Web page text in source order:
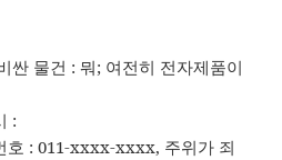
싼 물건 : 뭐; 여전히 전자제품이
:
호 : 011-xxxx-xxxx, 주위가 죄